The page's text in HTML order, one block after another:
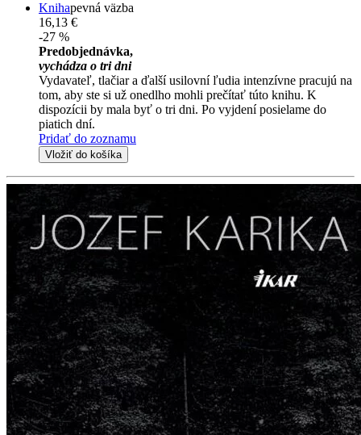
Knihapevná väzba
16,13 €
-27 %
Predobjednávka,
vychádza o tri dni
Vydavateľ, tlačiar a ďalší usilovní ľudia intenzívne pracujú na
tom, aby ste si už onedlho mohli prečítať túto knihu. K
dispozícii by mala byť o tri dni. Po vyjdení posielame do
piatich dní.
Pridať do zoznamu
Vložiť do košíka